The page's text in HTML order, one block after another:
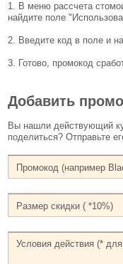
1. В меню рассчета
найдите поле
2. Введите код в поле и
3. Готово, промокод
Добавить
Вы нашли действующий
поделиться? Отправьте